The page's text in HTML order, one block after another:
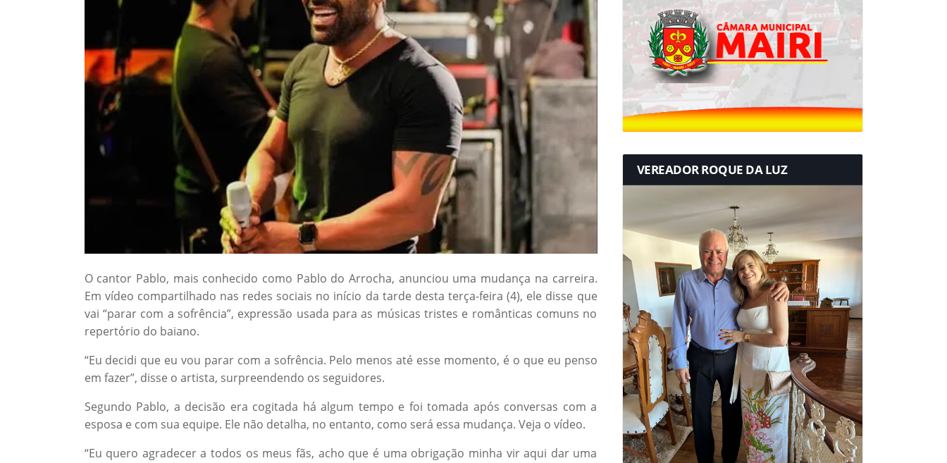
O cantor Pablo, mais conhecido como Pablo do Arrocha, anunciou uma mudança na carreira.
Em vídeo compartilhado nas redes sociais no início da tarde desta terça-feira (4), ele disse que
vai “parar com a sofrência”, expressão usada para as músicas tristes e românticas comuns no
repertório do baiano.
“Eu decidi que eu vou parar com a sofrência. Pelo menos até esse momento, é o que eu penso
em fazer”, disse o artista, surpreendendo os seguidores.
Segundo Pablo, a decisão era cogitada há algum tempo e foi tomada após conversas com a
esposa e com sua equipe. Ele não detalha, no entanto, como será essa mudança. Veja o vídeo.
“Eu quero agradecer a todos os meus fãs, acho que é uma obrigação minha vir aqui dar uma
VEREADOR ROQUE DA LUZ